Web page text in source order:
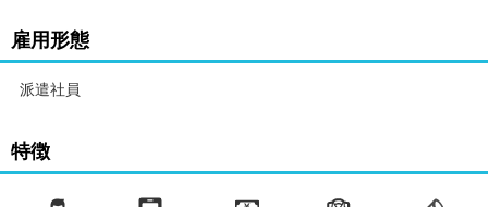
／ソフトバンクショップ／楽天モバイルショップ／ワイモバイル
ショップなどでの携帯やインターネット販売業務◇スマホ・タブ
理・発注◇ケース・保護シール・アクセサリーなどの付属品案内
て働けるお仕事です！■ショップスタッフ/大手家電量販店スタッ
フドコモショップ／auショップ／ソフトバンクショップ／楽天モ
バイルショップ／ワイモバイルショップなどでの携帯やインター
雇用形態
派遣社員
特徴